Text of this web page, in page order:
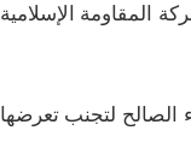
المقاومة الإسلامية
لتجنب تعرضها